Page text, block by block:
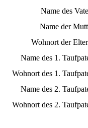
Name des
Name der
Wohnort der
Name des 1.
Wohnort des 1.
Name des 2.
Wohnort des 2.